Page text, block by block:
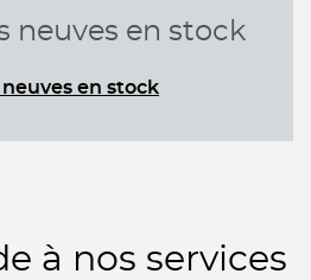
neuves en stock
en stock
à nos services